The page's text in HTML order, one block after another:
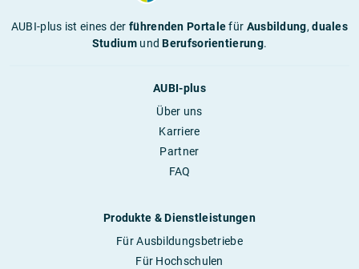
AUBI-plus ist eines derführenden Portalefür Ausbildung,duales
StudiumundBerufsorientierung.
AUBI-plus
Über uns
Karriere
Partner
FAQ
Produkte & Dienstleistungen
Für Ausbildungsbetriebe
Für Hochschulen